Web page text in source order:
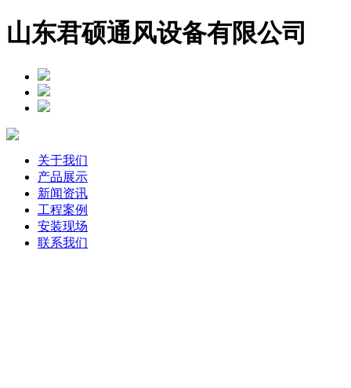
山东君硕通风设备有限公司
关于我们
产品展示
新闻资讯
工程案例
安装现场
联系我们